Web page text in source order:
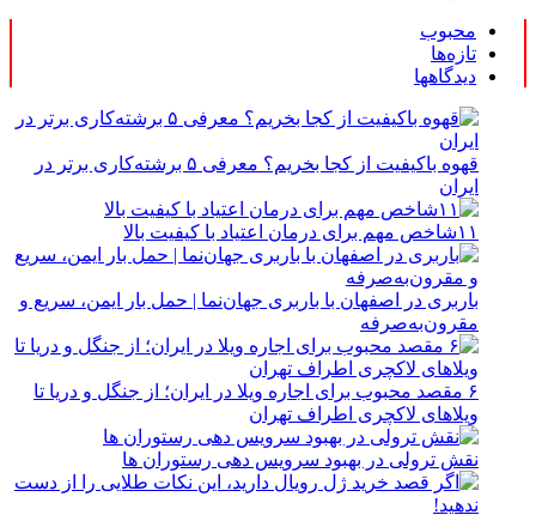
محبوب
تازه‌ها
دیدگاهها
قهوه باکیفیت از کجا بخریم؟ معرفی ۵ برشته‌کاری برتر در
ایران
۱۱شاخص مهم برای درمان اعتیاد با کیفیت بالا
باربری در اصفهان با باربری جهان‌نما | حمل بار ایمن، سریع و
مقرون‌به‌صرفه
۶ مقصد محبوب برای اجاره ویلا در ایران؛ از جنگل و دریا تا
ویلاهای لاکچری اطراف تهران
نقش ترولی در بهبود سرویس دهی رستوران ها